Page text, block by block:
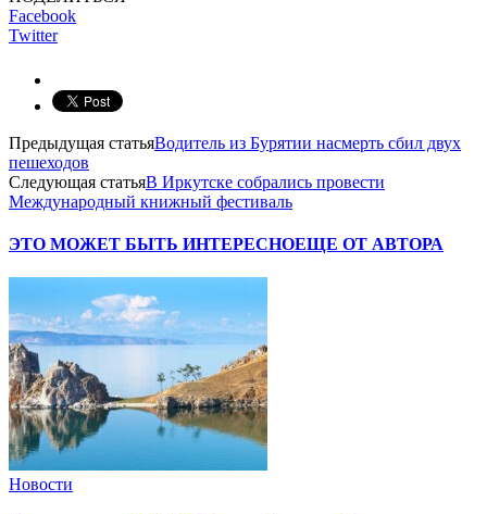
Facebook
Twitter
Предыдущая статьяВодитель из Бурятии насмерть сбил двух
пешеходов
Следующая статьяВ Иркутске собрались провести
Международный книжный фестиваль
ЭТО МОЖЕТ БЫТЬ ИНТЕРЕСНОЕЩЕ ОТ АВТОРА
Новости